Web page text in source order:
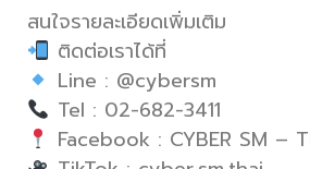
สนใจรายละเอียดเพิ่มเติม
ติดต่อเราได้ที่
Line : @cybersm
Tel : 02-682-3411
Facebook : CYBER SM –